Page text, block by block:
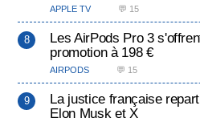
APPLE TV 💬 15
Les AirPods Pro 3
promotion à 198 €
AIRPODS 💬 15
La justice française
Elon Musk et X